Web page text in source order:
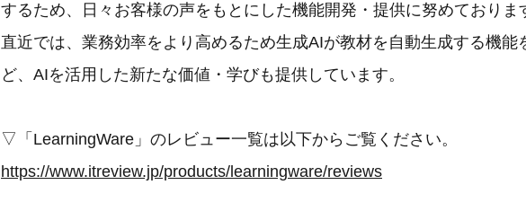
するため、日々お客様の声をもとにした機能開発・提供に努めておりま
直近では、業務効率をより高めるため生成AIが教材を自動生成する機能
ど、AIを活用した新たな価値・学びも提供しています。
▽「LearningWare」のレビュー一覧は以下からご覧ください。
https://www.itreview.jp/products/learningware/reviews